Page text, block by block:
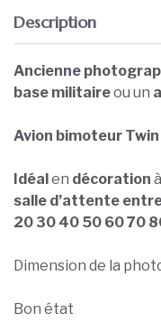
Description
Ancienne
base militaireou un
Avion bimoteur
Idéal en décoration à
salle d’attente
20 30 40 50 60 70
Dimension de la
Bon état